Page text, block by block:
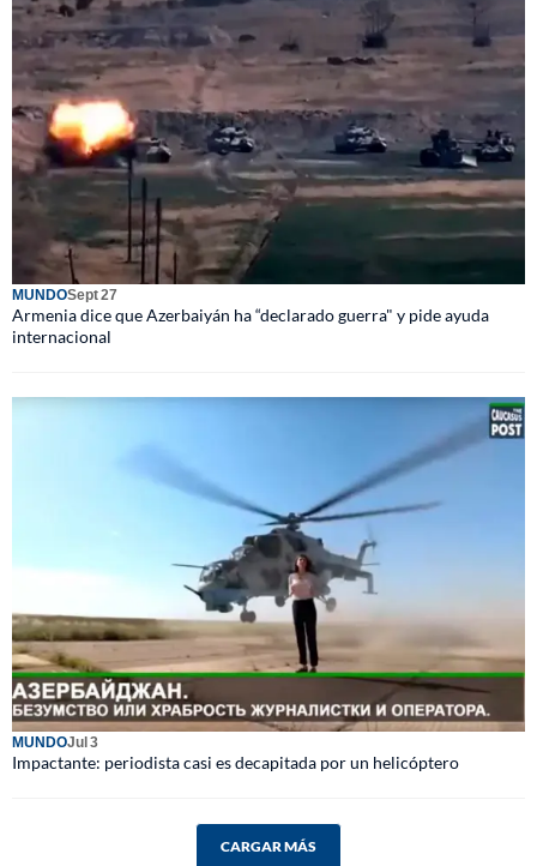
MUNDOSept 27
Armenia dice que Azerbaiyán ha “declarado guerra" y pide ayuda
internacional
MUNDOJul 3
Impactante: periodista casi es decapitada por un helicóptero
CARGAR MÁS